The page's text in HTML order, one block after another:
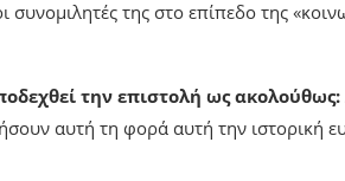
συνομιλητές της στο επίπεδο της
την επιστολή ως
αυτή τη φορά αυτή την ιστορική